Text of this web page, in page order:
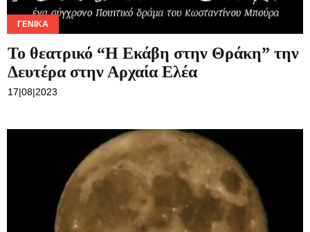
ΓΕΝΙΚΆ
Το θεατρικό “Η Εκάβη στην Θράκη” την
Δευτέρα στην Αρχαία Ελέα
17|08|2023